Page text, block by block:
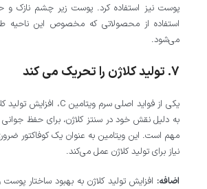
پوست نیز استفاده کرد. پوست زیر چشم نازک و
استفاده از محصولاتی که مخصوص این ناحیه
می‌شود.
7. تولید کلاژن را تحریک می‌ کند
به دلیل نقش خود در سنتز کلاژن، برای حفظ جوانی
مهم است. این ویتامین به عنوان یک کوفاکتور
نیاز برای تولید کلاژن عمل می‌کند.
اضافه: افزایش تولید کلاژن به بهبود ساختار